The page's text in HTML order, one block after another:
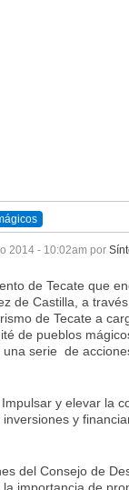
2014 - 10:02am por
de Tecate que
de Castilla, a
de Tecate a
de pueblos
serie de
y elevar la
y
del Consejo de